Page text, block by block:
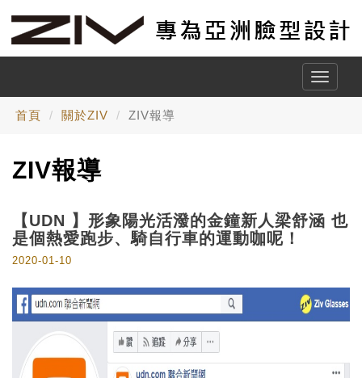
Toggle
首頁 關於ZIV ZIV報導
ZIV報導
【UDN 】形象陽光活潑的金鐘新人梁舒涵 也
是個熱愛跑步、騎自行車的運動咖呢！
2020-01-10